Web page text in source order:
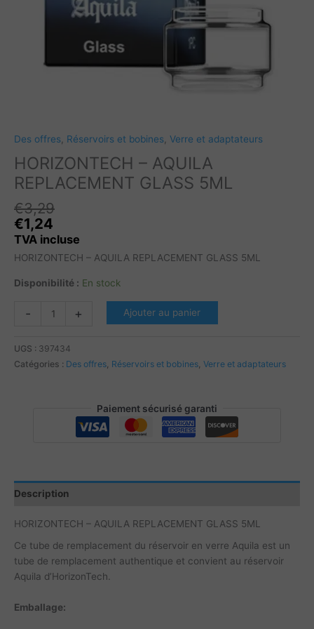
Des offres Réservoirs et bobines Verre et adaptateurs
HORIZONTECH – AQUILA
REPLACEMENT GLASS 5ML
€3,29
Le
prix
initial
€3,29.
€1,24
TVA incluse
HORIZONTECH – AQUILA REPLACEMENT GLASS 5ML
Disponibilité : En stock
-
-
AQUILA
+ Ajouter au panier
UGS : 397434
Catégories : Des offres Réservoirs et bobines Verre et adaptateurs
Paiement sécurisé garanti
Description
HORIZONTECH – AQUILA REPLACEMENT GLASS 5ML
Ce tube de remplacement du réservoir en verre Aquila est un
tube de remplacement authentique et convient au réservoir
Aquila d’HorizonTech.
Emballage: